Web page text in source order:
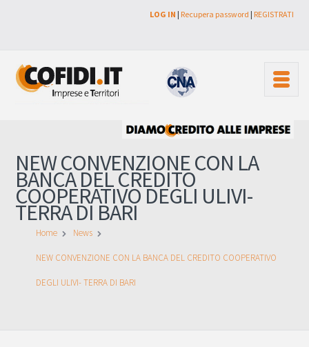
LOG IN | Recupera password | REGISTRATI
NEW CONVENZIONE CON LA
BANCA DEL CREDITO
COOPERATIVO DEGLI ULIVI-
TERRA DI BARI
Home News
NEW CONVENZIONE CON LA BANCA DEL CREDITO COOPERATIVO
DEGLI ULIVI- TERRA DI BARI